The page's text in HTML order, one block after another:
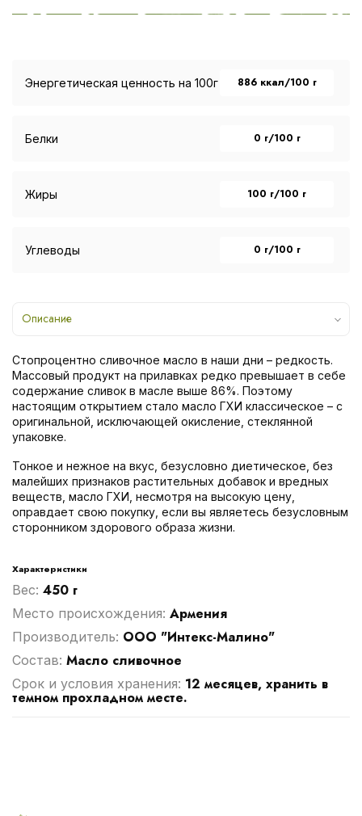
Энергетическая ценность на 100г 886 ккал/100 г
Белки 0 г/100 г
Жиры 100 г/100 г
Углеводы 0 г/100 г
Описание
Стопроцентно сливочное масло в наши дни – редкость.
Массовый продукт на прилавках редко превышает в себе
содержание сливок в масле выше 86%. Поэтому
настоящим открытием стало масло ГХИ классическое – с
оригинальной, исключающей окисление, стеклянной
упаковке.
Тонкое и нежное на вкус, безусловно диетическое, без
малейших признаков растительных добавок и вредных
веществ, масло ГХИ, несмотря на высокую цену,
оправдает свою покупку, если вы являетесь безусловным
сторонником здорового образа жизни.
Характеристики
Вес: 450 г
Место происхождения: Армения
Производитель: ООО "Интекс-Малино"
Cостав: Масло сливочное
Срок и условия хранения: 12 месяцев, хранить в
темном прохладном месте.